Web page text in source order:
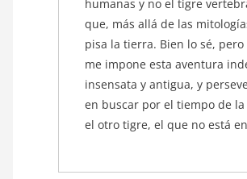
humanas y no el tigre
que, más allá de las
pisa la tierra. Bien lo sé, pero
me impone esta aventura
insensata y antigua, y
en buscar por el tiempo de
el otro tigre, el que no está